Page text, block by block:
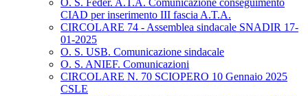
O. S. Feder. A.T.A. Comunicazione conseguimento
CIAD per inserimento III fascia A.T.A.
CIRCOLARE 74 - Assemblea sindacale SNADIR 17-
01-2025
O. S. USB. Comunicazione sindacale
O. S. ANIEF. Comunicazioni
CIRCOLARE N. 70 SCIOPERO 10 Gennaio 2025
CSLE